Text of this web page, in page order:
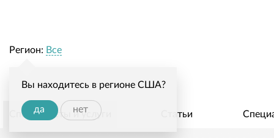
Регион: Все
Вы находитесь в регионе США?
да нет
Специалисты и услуги Статьи